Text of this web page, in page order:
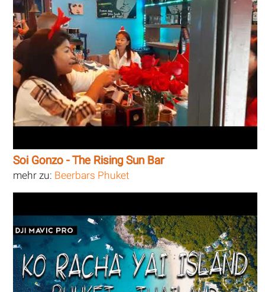
Soi Gonzo - The Rising Sun Bar
mehr zu: Beerbars Phuket